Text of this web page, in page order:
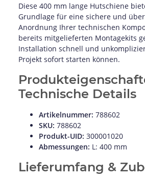
Diese 400 mm lange Hutschiene
Grundlage für eine sichere und
Anordnung Ihrer technischen
bereits mitgelieferten Montagekits
Installation schnell und
Projekt sofort starten können.
Technische Details
Artikelnummer: 788602
SKU: 788602
Produkt-UID: 300001020
Abmessungen: L: 400 mm
Lieferumfang &